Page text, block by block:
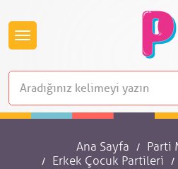
Ana Sayfa
Parti
Erkek Çocuk Partileri